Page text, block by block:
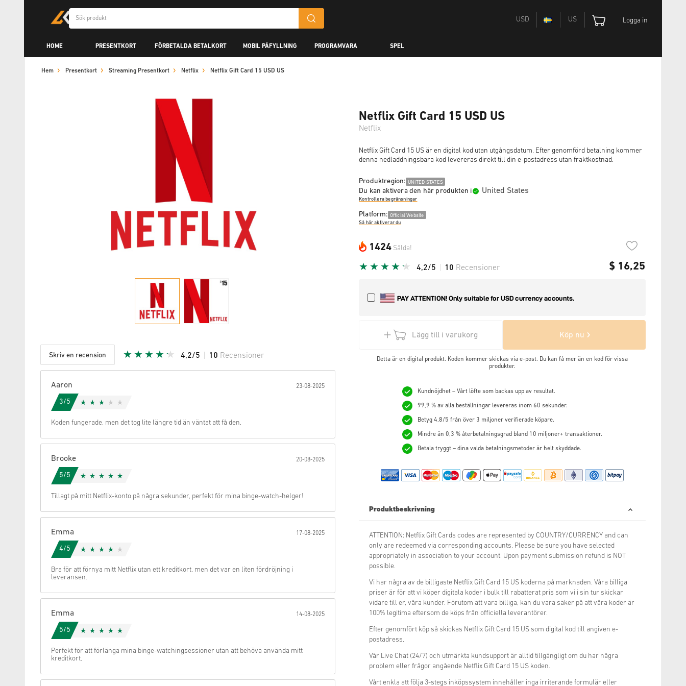
USD US Logga in
HOME PRESENTKORT FÖRBETALDA BETALKORT MOBIL PÅFYLLNING PROGRAMVARA SPEL
Hem Presentkort Streaming Presentkort Netflix Netflix Gift Card 15 USD US
Skriv en recension 4,2/5 10 Recensioner
Avbryt
Aaron 23-08-2025
3/5
Koden fungerade, men det tog lite längre tid än väntat att få den.
Brooke 20-08-2025
5/5
Tillagt på mitt Netflix-konto på några sekunder, perfekt för mina binge-watch-helger!
Emma 17-08-2025
4/5
Bra för att förnya mitt Netflix utan ett kreditkort, men det var en liten fördröjning i
leveransen.
Emma 14-08-2025
5/5
Perfekt för att förlänga mina binge-watchingsessioner utan att behöva använda mitt
kreditkort.
Netflix Gift Card 15 USD US
Netflix
Netflix Gift Card 15 US är en digital kod utan utgångsdatum. Efter genomförd betalning kommer
denna nedladdningsbara kod levereras direkt till din e-postadress utan fraktkostnad.
Produktregion: UNITED STATES
Du kan aktivera den här produkten i United States
Kontrollera begränsningar
Platform: Official Website
Så här aktiverar du
1424 Sålda!
$ 16,25
4,2/5 10 Recensioner
Lägg till i varukorg Köp nu
Detta är en digital produkt. Koden kommer skickas via e-post. Du kan få mer än en kod för vissa
produkter.
Kundnöjdhet – Vårt löfte som backas upp av resultat.
99,9 % av alla beställningar levereras inom 60 sekunder.
Betyg 4,8/5 från över 3 miljoner verifierade köpare.
Mindre än 0,3 % återbetalningsgrad bland 10 miljoner+ transaktioner.
Betala tryggt – dina valda betalningsmetoder är helt skyddade.
Produktbeskrivning
ATTENTION: Netflix Gift Cards codes are represented by COUNTRY/CURRENCY and can
only are redeemed via corresponding accounts. Please be sure you have selected
appropriately in association to your account. Upon payment submission refund is NOT
possible.
Vi har några av de billigaste Netflix Gift Card 15 US koderna på marknaden. Våra billiga
priser är för att vi köper digitala koder i bulk till rabatterat pris som vi i sin tur skickar
vidare till er, våra kunder. Förutom att vara billiga, kan du vara säker på att våra koder är
100% legitima eftersom de köps från officiella leverantörer.
Efter genomfört köp så skickas Netflix Gift Card 15 US som digital kod till angiven e-
postadress.
Vår Live Chat (24/7) och utmärkta kundsupport är alltid tillgängligt om du har några
problem eller frågor angående Netflix Gift Card 15 US koden.
Vårt enkla att följa 3-stegs inköpssystem innehåller inga irriterande formulär eller